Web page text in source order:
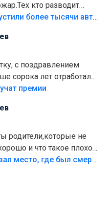
кто разводит
штрафовать.Камер полно
В тольяттинский лес не пустили более тысячи автомобилей
с поздравлением
сорока лет отработали
премии
родители,которые не
и что такое плохо!
безумия,есть же
«Попал на пику»: СК показал место, где был смертельно травмирован ребенок в Тольятти